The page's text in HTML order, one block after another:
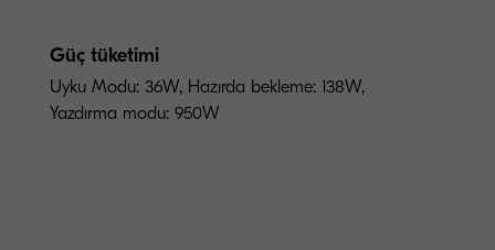
Güç tüketimi
Uyku Modu: 36W, Hazırda bekleme: 138W,
Yazdırma modu: 950W